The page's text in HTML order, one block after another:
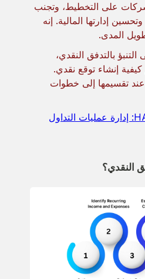
على التخطيط، وتجنب
إدارتها المالية. إنه
المدى.
بالتدفق النقدي،
إنشاء توقع نقدي.
عند تقسيمها إلى خطوات
HAL Trade: إدارة عمليات التداول
النقدي؟